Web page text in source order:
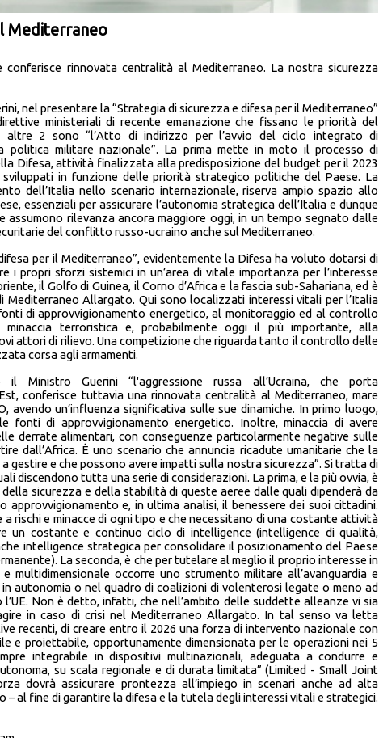
Mediterraneo
rinnovata centralità al Mediterraneo. La nostra sicurezza
nel presentare la “Strategia di sicurezza e difesa per il Mediterraneo”
ministeriali di recente emanazione che fissano le priorità del
altre 2 sono “l’Atto di indirizzo per l’avvio del ciclo integrato di
politica militare nazionale”. La prima mette in moto il processo di
Difesa, attività finalizzata alla predisposizione del budget per il 2023
in funzione delle priorità strategico politiche del Paese. La
dell’Italia nello scenario internazionale, riserva ampio spazio allo
essenziali per assicurare l’autonomia strategica dell’Italia e dunque
rilevanza ancora maggiore oggi, in un tempo segnato dalle
del conflitto russo-ucraino anche sul Mediterraneo.
per il Mediterraneo”, evidentemente la Difesa ha voluto dotarsi di
i propri sforzi sistemici in un’area di vitale importanza per l’interesse
il Golfo di Guinea, il Corno d’Africa e la fascia sub-Sahariana, ed è
Allargato. Qui sono localizzati interessi vitali per l’Italia
di approvvigionamento energetico, al monitoraggio ed al controllo
terroristica e, probabilmente oggi il più importante, alla
attori di rilievo. Una competizione che riguarda tanto il controllo delle
corsa agli armamenti.
Ministro Guerini “l'aggressione russa all’Ucraina, che porta
conferisce tuttavia una rinnovata centralità al Mediterraneo, mare
avendo un’influenza significativa sulle sue dinamiche. In primo luogo,
fonti di approvvigionamento energetico. Inoltre, minaccia di avere
derrate alimentari, con conseguenze particolarmente negative sulle
dall’Africa. È uno scenario che annuncia ricadute umanitarie che la
gestire e che possono avere impatti sulla nostra sicurezza”. Si tratta di
discendono tutta una serie di considerazioni. La prima, e la più ovvia, è
della sicurezza e della stabilità di queste aeree dalle quali dipenderà da
approvvigionamento e, in ultima analisi, il benessere dei suoi cittadini.
rischi e minacce di ogni tipo e che necessitano di una costante attività
un costante e continuo ciclo di intelligence (intelligence di qualità,
intelligence strategica per consolidare il posizionamento del Paese
La seconda, è che per tutelare al meglio il proprio interesse in
multidimensionale occorre uno strumento militare all’avanguardia e
autonomia o nel quadro di coalizioni di volenterosi legate o meno ad
Non è detto, infatti, che nell’ambito delle suddette alleanze vi sia
in caso di crisi nel Mediterraneo Allargato. In tal senso va letta
recenti, di creare entro il 2026 una forza di intervento nazionale con
e proiettabile, opportunamente dimensionata per le operazioni nei 5
integrabile in dispositivi multinazionali, adeguata a condurre e
su scala regionale e di durata limitata” (Limited - Small Joint
dovrà assicurare prontezza all’impiego in scenari anche ad alta
– al fine di garantire la difesa e la tutela degli interessi vitali e strategici.